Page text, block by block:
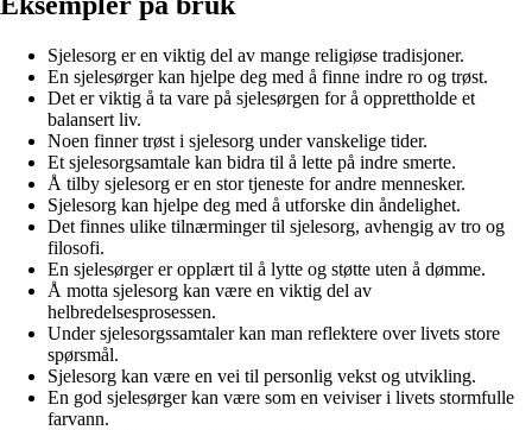
Sjelesorg er en viktig del av mange religiøse tradisjoner.
En sjelesørger kan hjelpe deg med å finne indre ro og trøst.
Det er viktig å ta vare på sjelesørgen for å opprettholde et
balansert liv.
Noen finner trøst i sjelesorg under vanskelige tider.
Et sjelesorgsamtale kan bidra til å lette på indre smerte.
Å tilby sjelesorg er en stor tjeneste for andre mennesker.
Sjelesorg kan hjelpe deg med å utforske din åndelighet.
Det finnes ulike tilnærminger til sjelesorg, avhengig av tro og
filosofi.
En sjelesørger er opplært til å lytte og støtte uten å dømme.
Å motta sjelesorg kan være en viktig del av
helbredelsesprosessen.
Under sjelesorgssamtaler kan man reflektere over livets store
spørsmål.
Sjelesorg kan være en vei til personlig vekst og utvikling.
En god sjelesørger kan være som en veiviser i livets stormfulle
farvann.